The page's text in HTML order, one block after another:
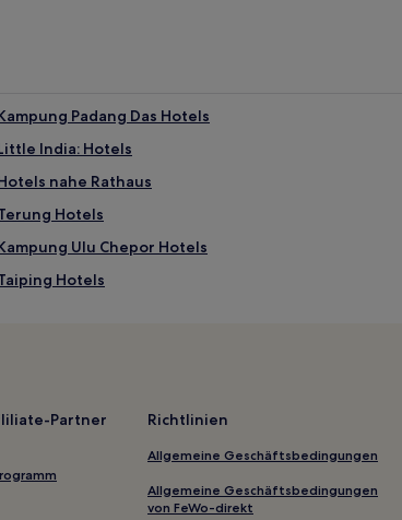
Padang Das Hotels
India: Hotels
nahe Rathaus
Hotels
Ulu Chepor Hotels
Hotels
nahe Royal Ipoh Club
nahe Lang-Berg
Kampung Java Hotels
Partner
Richtlinien
Allgemeine Geschäftsbedingungen
Allgemeine Geschäftsbedingungen
von FeWo-direkt